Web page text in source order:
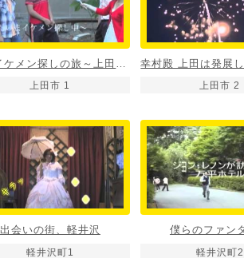
上田市 1 上田市 2
出会いの街、軽井沢
軽井沢町1
僕らのファン
軽井沢町2